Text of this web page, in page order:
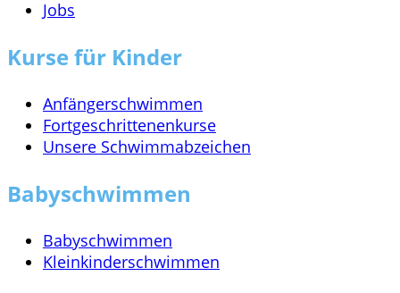
Jobs
Kurse für Kinder
Anfängerschwimmen
Fortgeschrittenenkurse
Unsere Schwimmabzeichen
Babyschwimmen
Babyschwimmen
Kleinkinderschwimmen